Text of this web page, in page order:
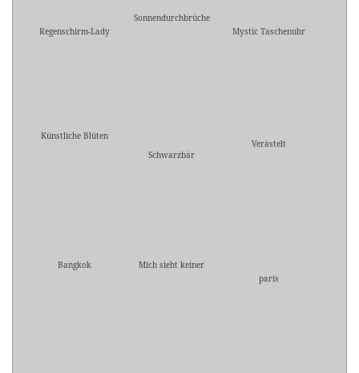
Regenschirm-Lady
Sonnendurchbrüche
Mystic Taschenuhr
Künstliche Blüten
Schwarzbär
Verästelt
Bangkok
Mich sieht keiner
paris